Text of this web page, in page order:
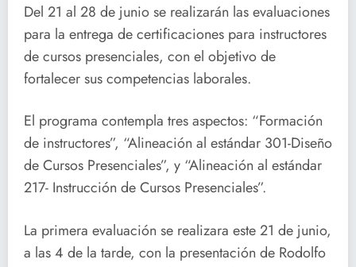
Del 21 al 28 de junio se realizarán las evaluaciones
para la entrega de certificaciones para instructores
de cursos presenciales, con el objetivo de
fortalecer sus competencias laborales.
El programa contempla tres aspectos: “Formación
de instructores”, “Alineación al estándar 301-Diseño
de Cursos Presenciales”, y “Alineación al estándar
217- Instrucción de Cursos Presenciales”.
La primera evaluación se realizara este 21 de junio,
a las 4 de la tarde, con la presentación de Rodolfo